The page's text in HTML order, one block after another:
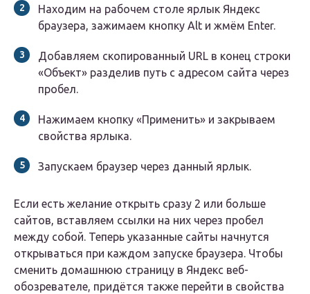
Находим на рабочем столе ярлык Яндекс
браузера, зажимаем кнопку Alt и жмём Enter.
Добавляем скопированный URL в конец строки
«Объект» разделив путь с адресом сайта через
пробел.
Нажимаем кнопку «Применить» и закрываем
свойства ярлыка.
Запускаем браузер через данный ярлык.
Если есть желание открыть сразу 2 или больше
сайтов, вставляем ссылки на них через пробел
между собой. Теперь указанные сайты начнутся
открываться при каждом запуске браузера. Чтобы
сменить домашнюю страницу в Яндекс веб-
обозревателе, придётся также перейти в свойства